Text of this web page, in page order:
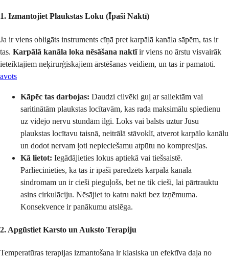
1. Izmantojiet Plaukstas Loku (Īpaši Naktī)
Ja ir viens obligāts instruments cīņā pret karpālā kanāla sāpēm, tas ir
tas. Karpālā kanāla loka nēsāšana naktīir viens no ārstu visvairāk
ieteiktajiem neķirurģiskajiem ārstēšanas veidiem, un tas ir pamatoti.
avots
Kāpēc tas darbojas: Daudzi cilvēki guļ ar saliektām vai
saritinātām plaukstas locītavām, kas rada maksimālu spiedienu
uz vidējo nervu stundām ilgi. Loks vai balsts uztur Jūsu
plaukstas locītavu taisnā, neitrālā stāvoklī, atverot karpālo kanālu
un dodot nervam ļoti nepieciešamu atpūtu no kompresijas.
Kā lietot: Iegādājieties lokus aptiekā vai tiešsaistē.
Pārliecinieties, ka tas ir īpaši paredzēts karpālā kanāla
sindromam un ir cieši pieguļošs, bet ne tik cieši, lai pārtrauktu
asins cirkulāciju. Nēsājiet to katru nakti bez izņēmuma.
Konsekvence ir panākumu atslēga.
2. Apgūstiet Karsto un Auksto Terapiju
Temperatūras terapijas izmantošana ir klasiska un efektīva daļa no